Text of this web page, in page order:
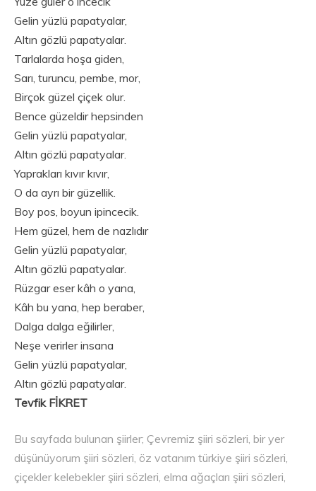
Gelin yüzlü papatyalar,
Altın gözlü papatyalar.
Tarlalarda hoşa giden,
Sarı, turuncu, pembe, mor,
Birçok güzel çiçek olur.
Bence güzeldir hepsinden
Gelin yüzlü papatyalar,
Altın gözlü papatyalar.
Yaprakları kıvır kıvır,
O da ayrı bir güzellik.
Boy pos, boyun ipincecik.
Hem güzel, hem de nazlıdır
Gelin yüzlü papatyalar,
Altın gözlü papatyalar.
Rüzgar eser kâh o yana,
Kâh bu yana, hep beraber,
Dalga dalga eğilirler,
Neşe verirler insana
Gelin yüzlü papatyalar,
Altın gözlü papatyalar.
Tevfik FİKRET
Bu sayfada bulunan şiirler; Çevremiz şiiri sözleri, bir yer
düşünüyorum şiiri sözleri, öz vatanım türkiye şiiri sözleri,
çiçekler kelebekler şiiri sözleri, elma ağaçları şiiri sözleri,